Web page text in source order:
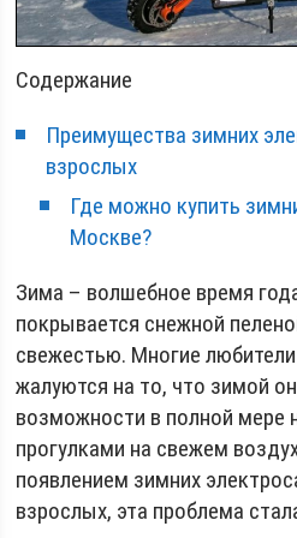
Содержание
Преимущества зимних
взрослых
Где можно купить
Москве?
Зима – волшебное время
покрывается снежной
свежестью. Многие
жалуются на то, что зимой
возможности в полной мере
прогулками на свежем
появлением зимних
взрослых, эта проблема